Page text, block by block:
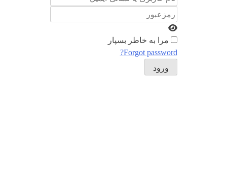
رمزعبور
مرا به خاطر بسپار
Forgot password?
ورود